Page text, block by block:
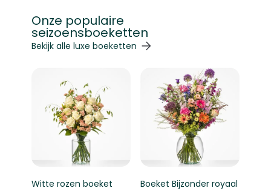
Onze populaire
seizoensboeketten
Navigeren door de elementen van de carrousel is
Druk om carrousel over te slaan
Bekijk alle luxe boeketten
Witte rozen boeket
Boeket Bijzonder royaal